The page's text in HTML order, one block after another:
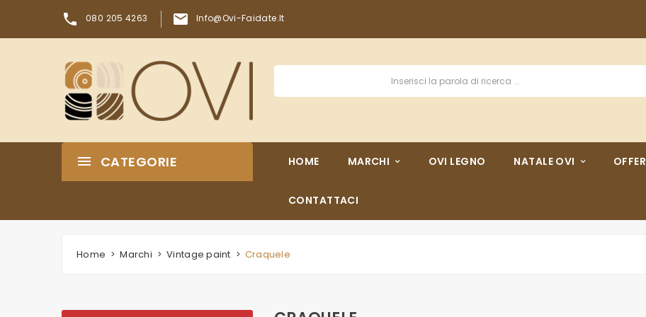
 080 205 4263  Info@ovi-Faidate.it
CATEGORIE HOME MARCHI OVI LEGNO NATALE OVI
CONTATTACI
Home Marchi Vintage paint Craquele